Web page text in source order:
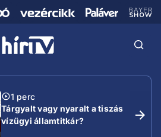
1 perc
Tárgyalt vagy nyaralt a tiszás
vízügyi államtitkár?